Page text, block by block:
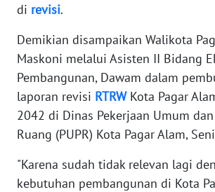
di revisi.
Demikian disampaikan Walikota
Maskoni melalui Asisten II Bidang
Pembangunan, Dawam dalam
laporan revisi RTRWKota Pagar
2042 di Dinas Pekerjaan Umum
Ruang (PUPR) Kota Pagar Alam,
"Karena sudah tidak relevan lagi
kebutuhan pembangunan di Kota
WN
WN
BANTEN
WN
NTT
WN
KEPRI